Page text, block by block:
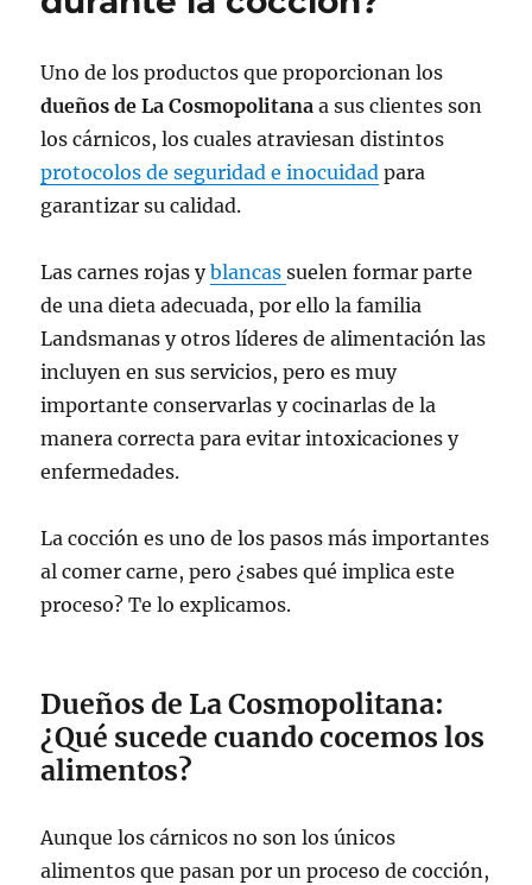
Uno de los productos que proporcionan los
dueños de La Cosmopolitana a sus clientes son
los cárnicos, los cuales atraviesan distintos
protocolos de seguridad e inocuidad para
garantizar su calidad.
Las carnes rojas yblancassuelen formar parte
de una dieta adecuada, por ello la familia
Landsmanas y otros líderes de alimentación las
incluyen en sus servicios, pero es muy
importante conservarlas y cocinarlas de la
manera correcta para evitar intoxicaciones y
enfermedades.
La cocción es uno de los pasos más importantes
al comer carne, pero ¿sabes qué implica este
proceso? Te lo explicamos.
Dueños de La Cosmopolitana:
¿Qué sucede cuando cocemos los
alimentos?
Aunque los cárnicos no son los únicos
alimentos que pasan por un proceso de cocción,